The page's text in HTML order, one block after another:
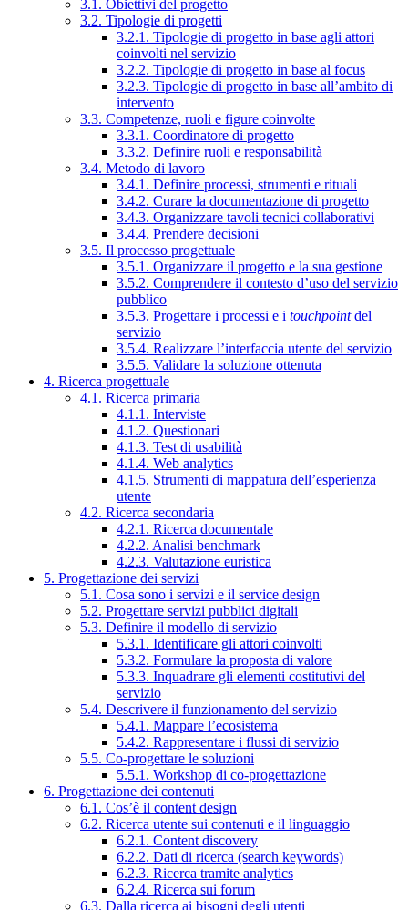
3.1. Obiettivi del progetto
3.2. Tipologie di progetti
3.2.1. Tipologie di progetto in base agli attori
coinvolti nel servizio
3.2.2. Tipologie di progetto in base al focus
3.2.3. Tipologie di progetto in base all’ambito di
intervento
3.3. Competenze, ruoli e figure coinvolte
3.3.1. Coordinatore di progetto
3.3.2. Definire ruoli e responsabilità
3.4. Metodo di lavoro
3.4.1. Definire processi, strumenti e rituali
3.4.2. Curare la documentazione di progetto
3.4.3. Organizzare tavoli tecnici collaborativi
3.4.4. Prendere decisioni
3.5. Il processo progettuale
3.5.1. Organizzare il progetto e la sua gestione
3.5.2. Comprendere il contesto d’uso del servizio
pubblico
3.5.3. Progettare i processi e i touchpointdel
servizio
3.5.4. Realizzare l’interfaccia utente del servizio
3.5.5. Validare la soluzione ottenuta
4. Ricerca progettuale
4.1. Ricerca primaria
4.1.1. Interviste
4.1.2. Questionari
4.1.3. Test di usabilità
4.1.4. Web analytics
4.1.5. Strumenti di mappatura dell’esperienza
utente
4.2. Ricerca secondaria
4.2.1. Ricerca documentale
4.2.2. Analisi benchmark
4.2.3. Valutazione euristica
5. Progettazione dei servizi
5.1. Cosa sono i servizi e il service design
5.2. Progettare servizi pubblici digitali
5.3. Definire il modello di servizio
5.3.1. Identificare gli attori coinvolti
5.3.2. Formulare la proposta di valore
5.3.3. Inquadrare gli elementi costitutivi del
servizio
5.4. Descrivere il funzionamento del servizio
5.4.1. Mappare l’ecosistema
5.4.2. Rappresentare i flussi di servizio
5.5. Co-progettare le soluzioni
5.5.1. Workshop di co-progettazione
6. Progettazione dei contenuti
6.1. Cos’è il content design
6.2. Ricerca utente sui contenuti e il linguaggio
6.2.1. Content discovery
6.2.2. Dati di ricerca (search keywords)
6.2.3. Ricerca tramite analytics
6.2.4. Ricerca sui forum
6.3. Dalla ricerca ai bisogni degli utenti